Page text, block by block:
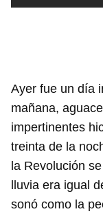
Ayer fue un día
mañana,
impertinentes
treinta de la
la Revolución
lluvia era igual
sonó como la